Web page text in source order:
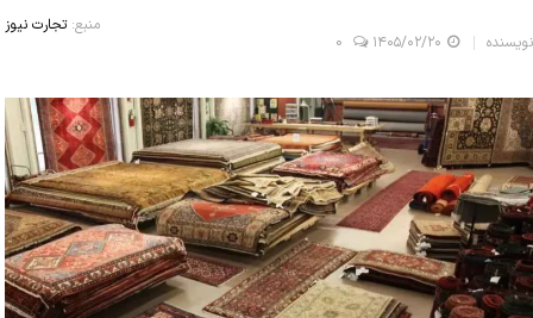
نویسنده ۱۴۰۵/۰۲/۲۰ 0
منبع:تجارت نیوز